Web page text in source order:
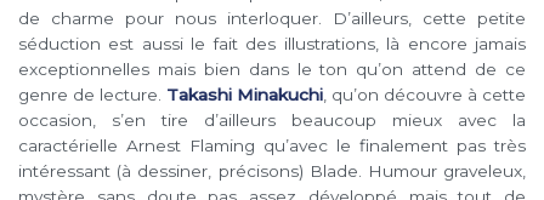
de charme pour nous interloquer. D’ailleurs, cette petite
séduction est aussi le fait des illustrations, là encore jamais
exceptionnelles mais bien dans le ton qu’on attend de ce
genre de lecture. Takashi Minakuchi , qu’on découvre à cette
occasion, s’en tire d’ailleurs beaucoup mieux avec la
caractérielle Arnest Flaming qu’avec le finalement pas très
intéressant (à dessiner, précisons) Blade. Humour graveleux,
mystère sans doute pas assez développé mais tout de